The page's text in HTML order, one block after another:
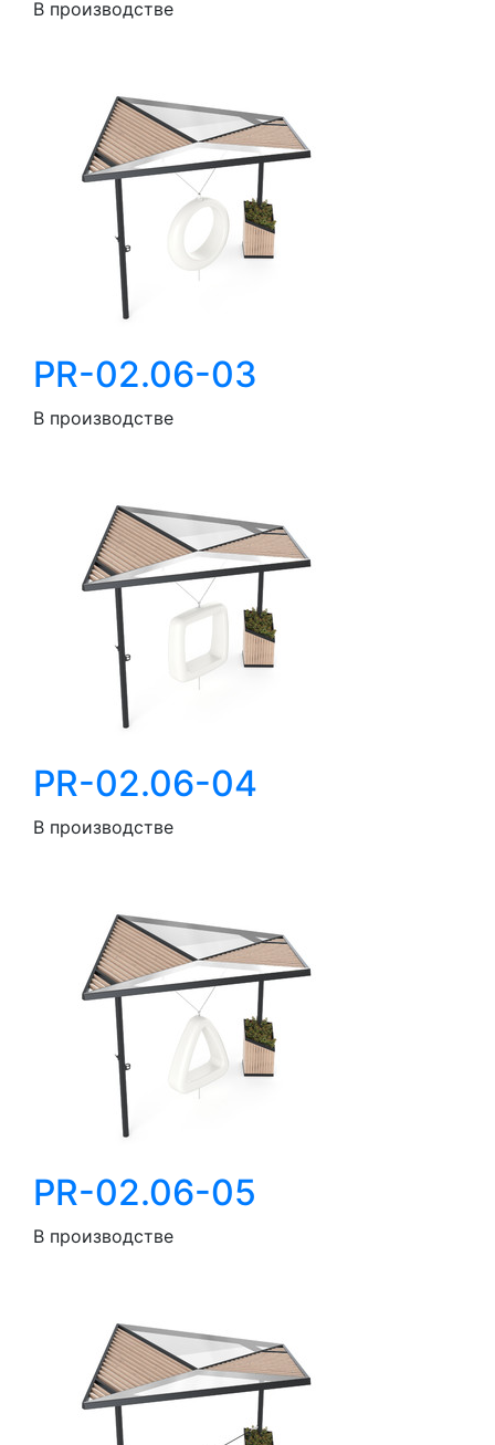
В производстве
PR-02.06-03
В производстве
PR-02.06-04
В производстве
PR-02.06-05
В производстве